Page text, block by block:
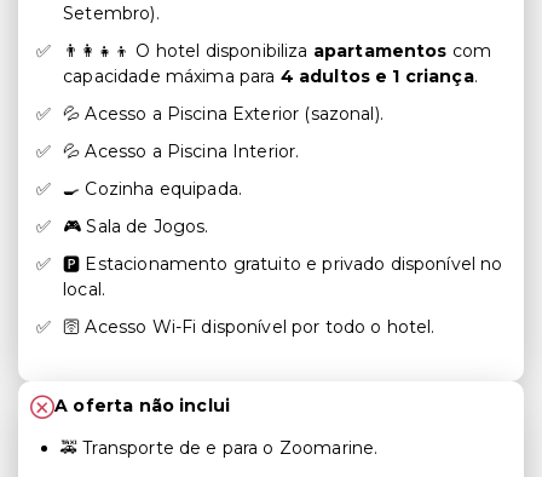
Setembro).
👨‍👩‍👧‍👦 O hotel disponibiliza apartamentos com
capacidade máxima para 4 adultos e 1 criança.
💦 Acesso a Piscina Exterior (sazonal).
💦 Acesso a Piscina Interior.
🍳 Cozinha equipada.
🎮 Sala de Jogos.
🅿️ Estacionamento gratuito e privado disponível no
local.
🛜 Acesso Wi-Fi disponível por todo o hotel.
A oferta não inclui
🚕 Transporte de e para o Zoomarine.